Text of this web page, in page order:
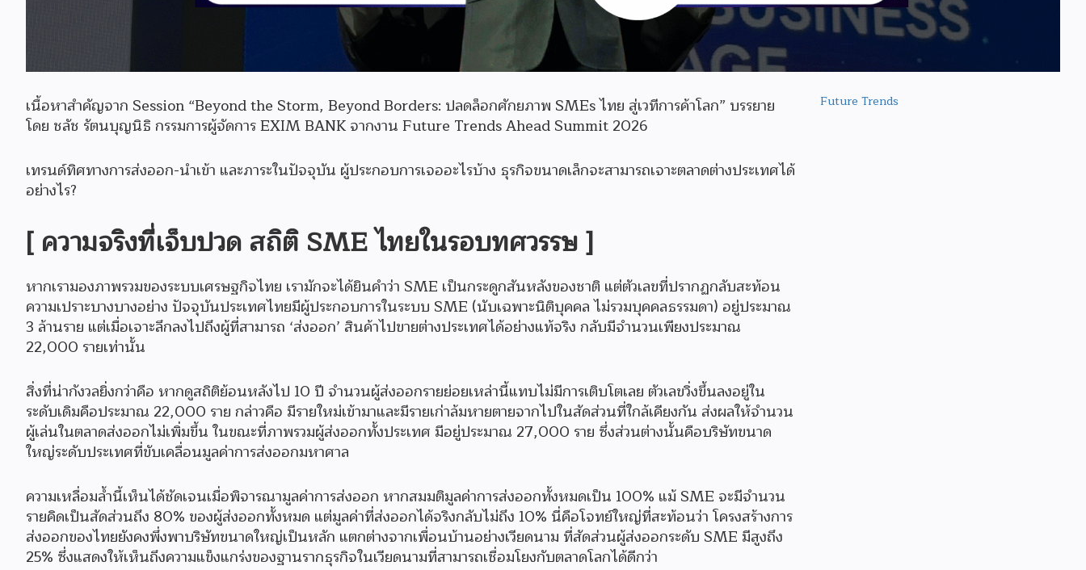
เนื้อหาสำคัญจาก Session “Beyond the Storm, Beyond Borders: ปลดล็อกศักยภาพ SMEs ไทย สู่เวทีการค้าโลก” บรรยาย
โดย ชลัช รัตนบุญนิธิ กรรมการผู้จัดการ EXIM BANK จากงาน Future Trends Ahead Summit 2026
เทรนด์ทิศทางการส่งออก-นำเข้า และภาระในปัจจุบัน ผู้ประกอบการเจออะไรบ้าง ธุรกิจขนาดเล็กจะสามารถเจาะตลาดต่างประเทศได้
อย่างไร?
[ ความจริงที่เจ็บปวด สถิติ SME ไทยในรอบทศวรรษ ]
หากเรามองภาพรวมของระบบเศรษฐกิจไทย เรามักจะได้ยินคำว่า SME เป็นกระดูกสันหลังของชาติ แต่ตัวเลขที่ปรากฏกลับสะท้อน
ความเปราะบางบางอย่าง ปัจจุบันประเทศไทยมีผู้ประกอบการในระบบ SME (นับเฉพาะนิติบุคคล ไม่รวมบุคคลธรรมดา) อยู่ประมาณ
3 ล้านราย แต่เมื่อเจาะลึกลงไปถึงผู้ที่สามารถ ‘ส่งออก’ สินค้าไปขายต่างประเทศได้อย่างแท้จริง กลับมีจำนวนเพียงประมาณ
22,000 รายเท่านั้น
สิ่งที่น่ากังวลยิ่งกว่าคือ หากดูสถิติย้อนหลังไป 10 ปี จำนวนผู้ส่งออกรายย่อยเหล่านี้แทบไม่มีการเติบโตเลย ตัวเลขวิ่งขึ้นลงอยู่ใน
ระดับเดิมคือประมาณ 22,000 ราย กล่าวคือ มีรายใหม่เข้ามาและมีรายเก่าล้มหายตายจากไปในสัดส่วนที่ใกล้เคียงกัน ส่งผลให้จำนวน
ผู้เล่นในตลาดส่งออกไม่เพิ่มขึ้น ในขณะที่ภาพรวมผู้ส่งออกทั้งประเทศ มีอยู่ประมาณ 27,000 ราย ซึ่งส่วนต่างนั้นคือบริษัทขนาด
ใหญ่ระดับประเทศที่ขับเคลื่อนมูลค่าการส่งออกมหาศาล
ความเหลื่อมล้ำนี้เห็นได้ชัดเจนเมื่อพิจารณามูลค่าการส่งออก หากสมมติมูลค่าการส่งออกทั้งหมดเป็น 100% แม้ SME จะมีจำนวน
รายคิดเป็นสัดส่วนถึง 80% ของผู้ส่งออกทั้งหมด แต่มูลค่าที่ส่งออกได้จริงกลับไม่ถึง 10% นี่คือโจทย์ใหญ่ที่สะท้อนว่า โครงสร้างการ
ส่งออกของไทยยังคงพึ่งพาบริษัทขนาดใหญ่เป็นหลัก แตกต่างจากเพื่อนบ้านอย่างเวียดนาม ที่สัดส่วนผู้ส่งออกระดับ SME มีสูงถึง
25% ซึ่งแสดงให้เห็นถึงความแข็งแกร่งของฐานรากธุรกิจในเวียดนามที่สามารถเชื่อมโยงกับตลาดโลกได้ดีกว่า
Future Trends